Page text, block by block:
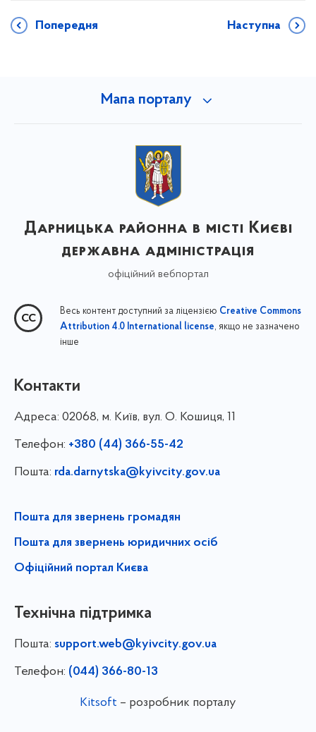
Попередня Наступна
Мапа порталу
Дарницька районна в місті Києві
державна адміністрація
офіційний вебпортал
Весь контент доступний за ліцензією Creative Commons
Attribution 4.0 International license, якщо не зазначено
інше
Контакти
Адреса: 02068, м. Київ, вул. О. Кошиця, 11
Телефон: +380 (44) 366-55-42
Пошта: rda.darnytska@kyivcity.gov.ua
Пошта для звернень громадян
Пошта для звернень юридичних осіб
Офіційний портал Києва
Технічна підтримка
Пошта: support.web@kyivcity.gov.ua
Телефон: (044) 366-80-13
Kitsoft – розробник порталу